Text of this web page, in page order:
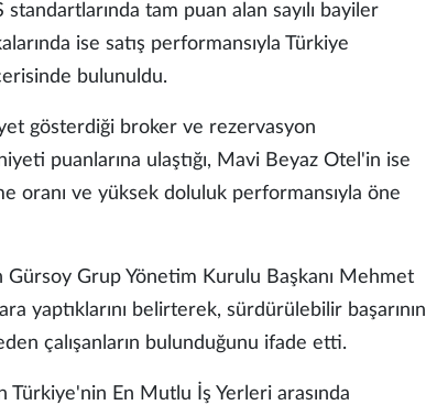
standartlarında tam puan alan sayılı bayiler
ise satış performansıyla Türkiye
bulunuldu.
gösterdiği broker ve rezervasyon
puanlarına ulaştığı, Mavi Beyaz Otel'in ise
oranı ve yüksek doluluk performansıyla öne
Grup Yönetim Kurulu Başkanı Mehmet
yaptıklarını belirterek, sürdürülebilir başarının
çalışanların bulunduğunu ifade etti.
En Mutlu İş Yerleri arasında